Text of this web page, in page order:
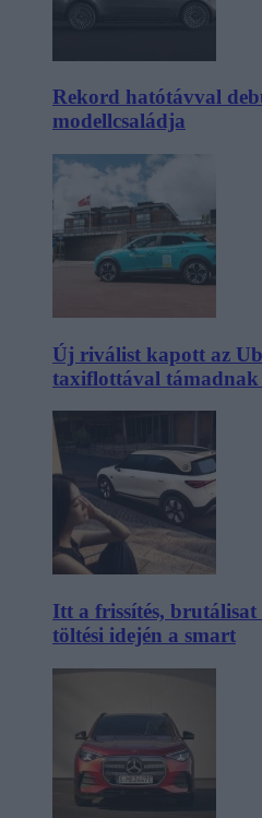
Rekord hatótávval
modellcsaládja
Új riválist kapott az
taxiflottával
Itt a frissítés,
töltési idején a smart